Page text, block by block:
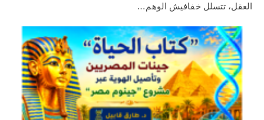
العقل، تتسلل خفافيش الوهم…